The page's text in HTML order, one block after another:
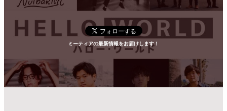
ミーティアの最新情報をお届けします！